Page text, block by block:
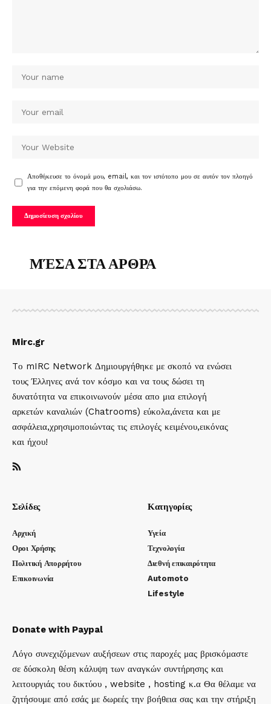
Αποθήκευσε το όνομά μου, email, και τον ιστότοπο μου σε αυτόν τον πλοηγό
για την επόμενη φορά που θα σχολιάσω.
ΜΈΣΑ ΣΤΑ ΑΡΘΡΑ
Mirc.gr
Tο mIRC Network Δημιουργήθηκε με σκοπό να ενώσει
τους Έλληνες ανά τον κόσμο και να τους δώσει τη
δυνατότητα να επικοινωνούν μέσα απο μια επιλογή
αρκετών καναλιών (Chatrooms) εύκολα,άνετα και με
ασφάλεια,χρησιμοποιώντας τις επιλογές κειμένου,εικόνας
και ήχου!
Σελίδες
Αρχική
Οροι Χρήσης
Πολιτική Απορρήτου
Επικοινωνία
Κατηγορίες
Υγεία
Τεχνολογία
Διεθνή επικαιρότητα
Automoto
Lifestyle
Donate with Paypal
Λόγο συνεχιζόμενων αυξήσεων στις παροχές μας βρισκόμαστε
σε δύσκολη θέση κάλυψη των αναγκών συντήρησης και
λειτουργιάς του δικτύου , website , hosting κ.α Θα θέλαμε να
ζητήσουμε από εσάς με δωρεές την βοήθεια σας και την στήριξη